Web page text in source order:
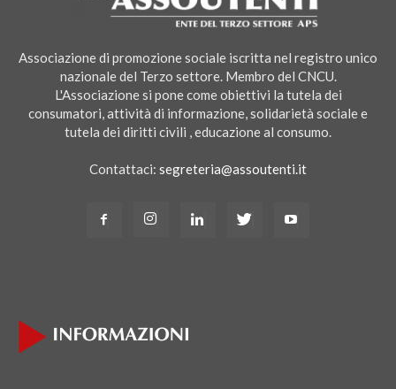
Associazione di promozione sociale iscritta nel registro unico
nazionale del Terzo settore. Membro del CNCU.
L'Associazione si pone come obiettivi la tutela dei
consumatori, attività di informazione, solidarietà sociale e
tutela dei diritti civili , educazione al consumo.
Contattaci: segreteria@assoutenti.it